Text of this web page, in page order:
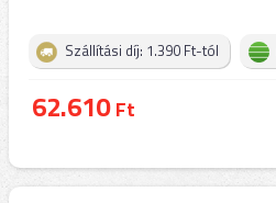
Szállítási díj: 1.390 Ft-tól
62.610Ft